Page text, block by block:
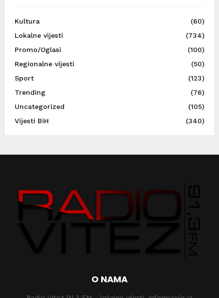
Kultura
(60)
Lokalne vijesti
(734)
Promo/Oglasi
(100)
Regionalne vijesti
(50)
Sport
(123)
Trending
(76)
Uncategorized
(105)
Vijesti BiH
(340)
O NAMA